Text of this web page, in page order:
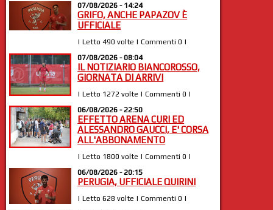
07/08/2026 - 14:24
GRIFO, ANCHE PAPAZOV È
UFFICIALE
| Letto 490 volte | Commenti 0 |
07/08/2026 - 08:04
IL NOTIZIARIO BIANCOROSSO,
GIORNATA DI ARRIVI
| Letto 1272 volte | Commenti 0 |
06/08/2026 - 22:50
EFFETTO ARENA CURI ED
ALESSANDRO GAUCCI, E' CORSA
ALL'ABBONAMENTO
| Letto 1800 volte | Commenti 0 |
06/08/2026 - 20:15
PERUGIA, UFFICIALE QUIRINI
| Letto 628 volte | Commenti 0 |